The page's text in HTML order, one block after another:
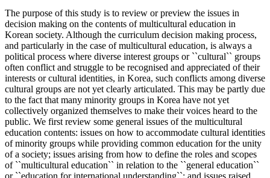
The purpose of this study is to review or preview the issues in
decision making on the contents of multicultural education in
Korean society. Although the curriculum decision making process,
and particularly in the case of multicultural education, is always a
political process where diverse interest groups or ``cultural`` groups
often conflict and struggle to be recognised and appreciated of their
interests or cultural identities, in Korea, such conflicts among diverse
cultural groups are not yet clearly articulated. This may be partly due
to the fact that many minority groups in Korea have not yet
collectively organized themselves to make their voices heard to the
public. We first review some general issues of the multicultural
education contents: issues on how to accommodate cultural identities
of minority groups while providing common education for the unity
of a society; issues arising from how to define the roles and scopes
of ``multicultural education`` in relation to the ``general education``
or ``education for international understanding``; and issues raised